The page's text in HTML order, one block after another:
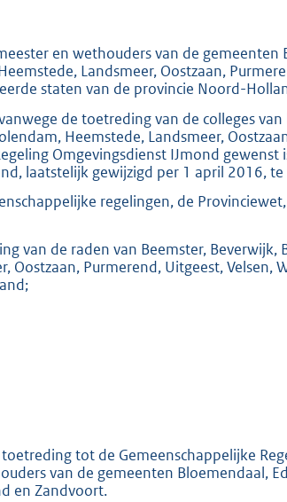
o
t
e
:
3
4
K
b
en wethouders van de
Landsmeer, Oostzaan,
staten van de provincie Noord-
de toetreding van de colleges
Heemstede, Landsmeer,
Omgevingsdienst IJmond
laatstelijk gewijzigd per 1 april 2016,
regelingen, de
van de raden van Beemster,
Oostzaan, Purmerend, Uitgeest,
tot de Gemeenschappelijke
van de gemeenten Bloemendaal,
en Zandvoort.